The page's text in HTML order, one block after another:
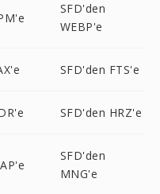
SFD'den
WEBP'e
SFD'den FTS'e
SFD'den HRZ'e
SFD'den
MNG'e